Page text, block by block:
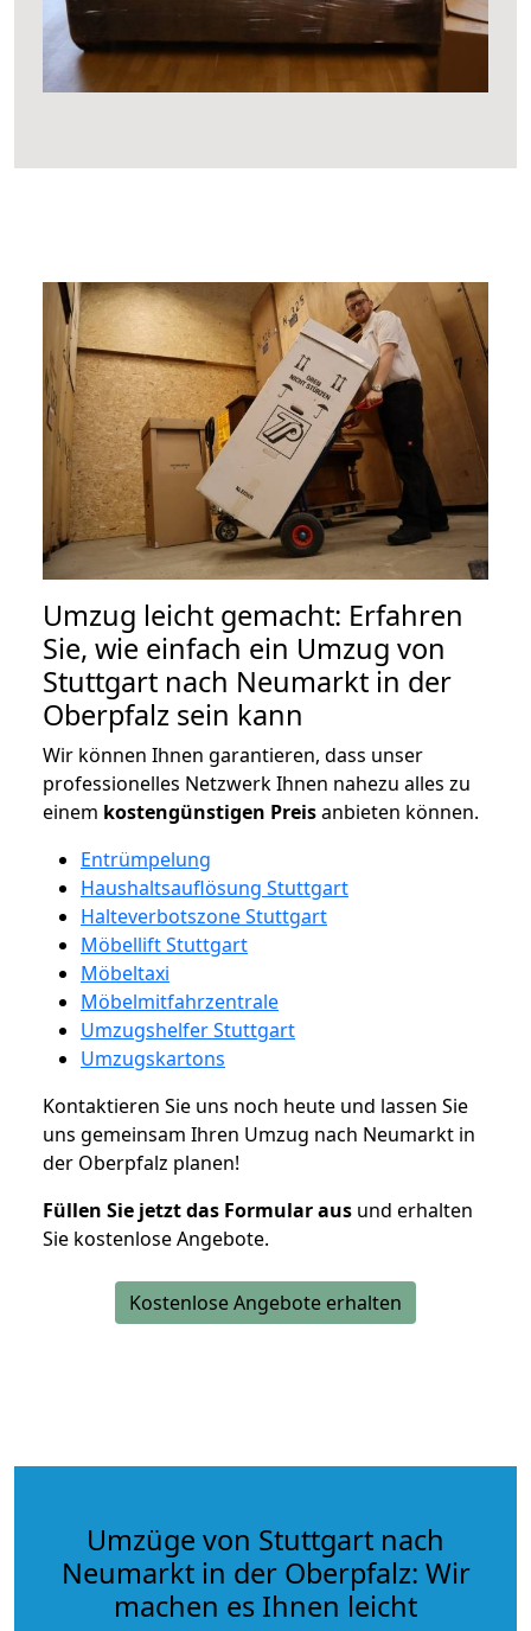
Umzug leicht gemacht: Erfahren
Sie, wie einfach ein Umzug von
Stuttgart nach Neumarkt in der
Oberpfalz sein kann
Wir können Ihnen garantieren, dass unser
professionelles Netzwerk Ihnen nahezu alles zu
einem kostengünstigen Preisanbieten können.
Entrümpelung
Haushaltsauflösung Stuttgart
Halteverbotszone Stuttgart
Möbellift Stuttgart
Möbeltaxi
Möbelmitfahrzentrale
Umzugshelfer Stuttgart
Umzugskartons
Kontaktieren Sie uns noch heute und lassen Sie
uns gemeinsam Ihren Umzug nach Neumarkt in
der Oberpfalz planen!
Füllen Sie jetzt das Formular aus und erhalten
Sie kostenlose Angebote.
Kostenlose Angebote erhalten
Umzüge von Stuttgart nach
Neumarkt in der Oberpfalz: Wir
machen es Ihnen leicht